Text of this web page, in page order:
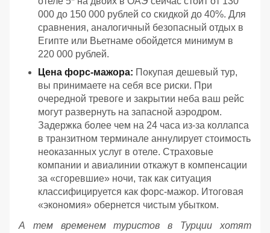
000 до 150 000 рублей со скидкой до 40%. Для
сравнения, аналогичный безопасный отдых в
Египте или Вьетнаме обойдется минимум в
220 000 рублей.
Цена форс-мажора: Покупая дешевый тур,
вы принимаете на себя все риски. При
очередной тревоге и закрытии неба ваш рейс
могут развернуть на запасной аэродром.
Задержка более чем на 24 часа из-за коллапса
в транзитном терминале аннулирует стоимость
неоказанных услуг в отеле. Страховые
компании и авиалинии откажут в компенсации
за «сгоревшие» ночи, так как ситуация
классифицируется как форс-мажор. Итоговая
«экономия» обернется чистым убытком.
А тем временем туристов в Турции хотят